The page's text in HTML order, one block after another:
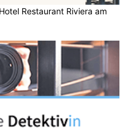
Restaurant Riviera am